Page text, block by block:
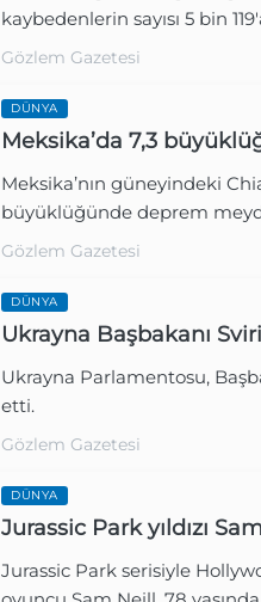
kaybedenlerin sayısı 5 bin
Gözlem Gazetesi
DÜNYA
Meksika’da 7,3
Meksika’nın güneyindeki
büyüklüğünde deprem
Gözlem Gazetesi
DÜNYA
Ukrayna Başbakanı
Ukrayna Parlamentosu,
etti.
Gözlem Gazetesi
DÜNYA
Jurassic Park yıldızı
Jurassic Park serisiyle